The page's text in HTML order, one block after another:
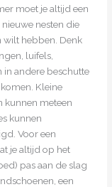
moet je altijd een
nesten die
wilt hebben. Denk
luifels,
in andere beschutte
Kleine
kunnen meteen
kunnen
Voor een
je altijd op het
pas aan de slag
een